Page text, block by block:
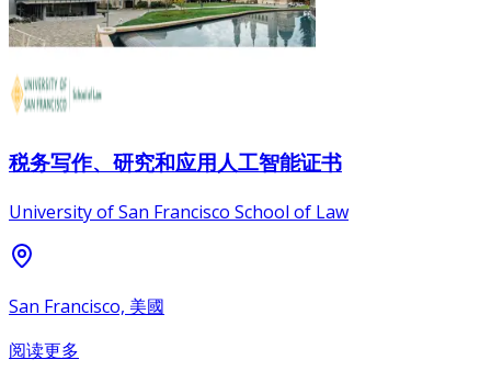
税务写作、研究和应用人工智能证书
University of San Francisco School of Law
San Francisco, 美國
阅读更多